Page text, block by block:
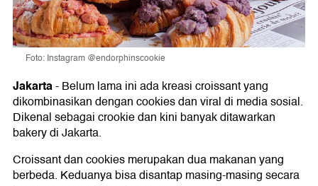
Foto: Instagram @endorphinscookie
Jakarta-Belum lama ini ada kreasi croissant yang
dikombinasikan dengan cookies dan viral di media sosial.
Dikenal sebagai crookie dan kini banyak ditawarkan
bakery di Jakarta.
Croissant dan cookies merupakan dua makanan yang
berbeda. Keduanya bisa disantap masing-masing secara